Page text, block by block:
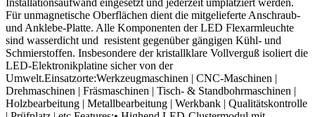
Installationsaufwand eingesetzt und jederzeit umplatziert werden.
Für unmagnetische Oberflächen dient die mitgelieferte Anschraub-
und Anklebe-Platte. Alle Komponenten der LED Flexarmleuchte
sind wasserdicht und resistent gegenüber gängigen Kühl- und
Schmierstoffen. Insbesondere der kristallklare Vollverguß isoliert die
LED-Elektronikplatine sicher von der
Umwelt.Einsatzorte:Werkzeugmaschinen | CNC-Maschinen |
Drehmaschinen | Fräsmaschinen | Tisch- & Standbohrmaschinen |
Holzbearbeitung | Metallbearbeitung | Werkbank | Qualitätskontrolle